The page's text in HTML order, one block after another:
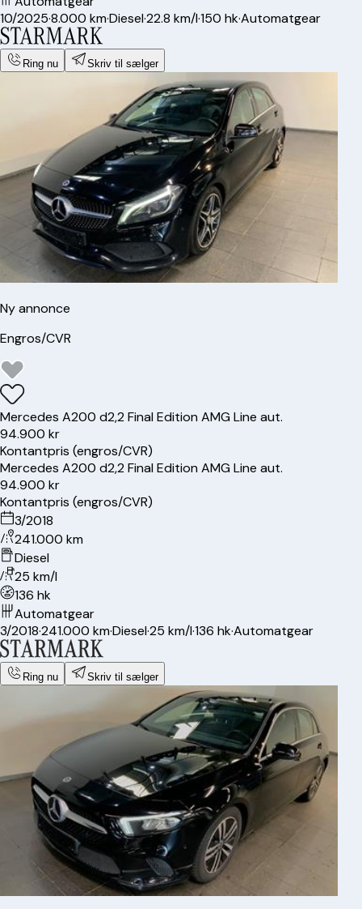
10/2025·8.000 km·Diesel·22.8 km/l·150 hk·Automatgear
Ring nu Skriv til sælger
Ny annonce
Engros/CVR
Mercedes A200 d2,2 Final Edition AMG Line aut.
94.900 kr
Kontantpris (engros/CVR)
Mercedes A200 d2,2 Final Edition AMG Line aut.
94.900 kr
Kontantpris (engros/CVR)
3/2018
241.000 km
Diesel
25 km/l
136 hk
Automatgear
3/2018·241.000 km·Diesel·25 km/l·136 hk·Automatgear
Ring nu Skriv til sælger